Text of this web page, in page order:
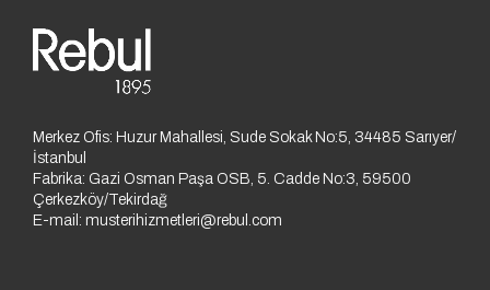
Merkez Ofis: Huzur Mahallesi, Sude Sokak No:5, 34485 Sarıyer/
İstanbul
Fabrika: Gazi Osman Paşa OSB, 5. Cadde No:3, 59500
Çerkezköy/Tekirdağ
E-mail: musterihizmetleri@rebul.com